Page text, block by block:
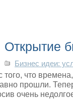
Открытие
Бизнес идеи:
того, что
прошли.
очень